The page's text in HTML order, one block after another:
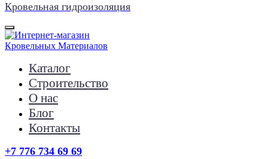
Кровельная гидроизоляция
Каталог
Строительство
О нас
Блог
Контакты
+7 776 734 69 69